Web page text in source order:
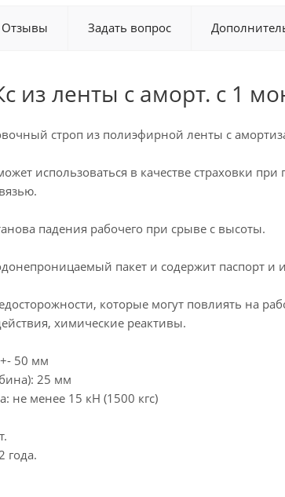
Отзывы Задать вопрос
из ленты с аморт. с 1
строп из полиэфирной ленты с
использоваться в качестве страховки
падения рабочего при срыве с высоты.
пакет и содержит паспорт
которые могут повлиять на
химические реактивы.
50 мм
25 мм
не менее 15 кН (1500 кгс)
года.